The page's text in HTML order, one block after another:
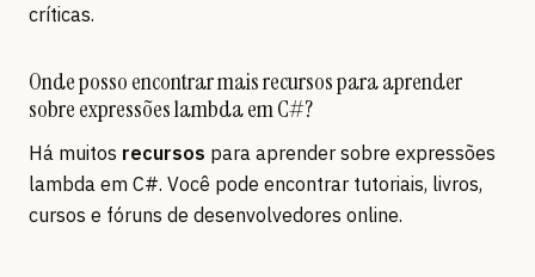
críticas.
Onde posso encontrar mais recursos para aprender
sobre expressões lambda em C#?
Há muitos recursos para aprender sobre expressões
lambda em C#. Você pode encontrar tutoriais, livros,
cursos e fóruns de desenvolvedores online.